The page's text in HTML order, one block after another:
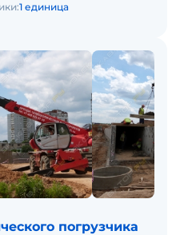
1 единица
погрузчика